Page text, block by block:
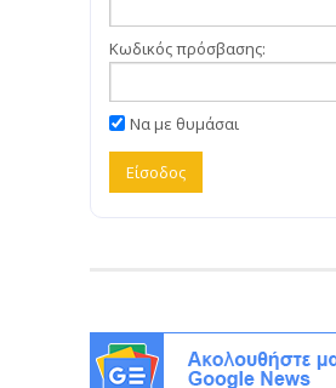
Κωδικός πρόσβασης:
Να με θυμάσαι